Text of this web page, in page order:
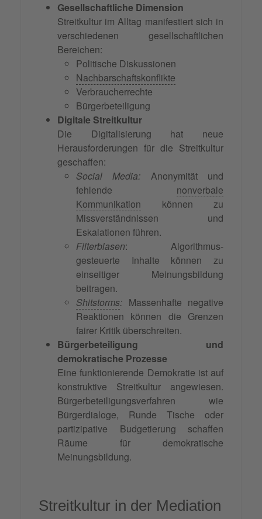
Gesellschaftliche Dimension
Streitkultur im Alltag manifestiert sich in
verschiedenen gesellschaftlichen
Bereichen:
Politische Diskussionen
Nachbarschaftskonflikte
Verbraucherrechte
Bürgerbeteiligung
Digitale Streitkultur
Die Digitalisierung hat neue
Herausforderungen für die Streitkultur
geschaffen:
Social Media: Anonymität und
fehlende nonverbale
Kommunikation können zu
Missverständnissen und
Eskalationen führen.
Filterblasen: Algorithmus-
gesteuerte Inhalte können zu
einseitiger Meinungsbildung
beitragen.
Shitstorms: Massenhafte negative
Reaktionen können die Grenzen
fairer Kritik überschreiten.
Bürgerbeteiligung und
demokratische Prozesse
Eine funktionierende Demokratie ist auf
konstruktive Streitkultur angewiesen.
Bürgerbeteiligungsverfahren wie
Bürgerdialoge, Runde Tische oder
partizipative Budgetierung schaffen
Räume für demokratische
Meinungsbildung.
Streitkultur in der Mediation